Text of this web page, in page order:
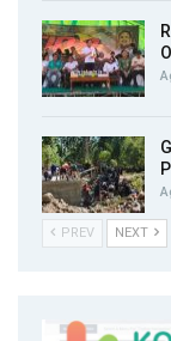
PREV NEXT